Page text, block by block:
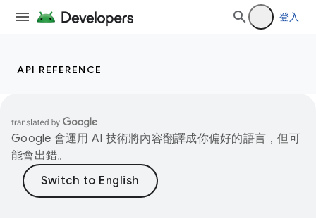
登入
API REFERENCE
Google 會運用 AI 技術將內容翻譯成你偏好的語言，但可
能會出錯。